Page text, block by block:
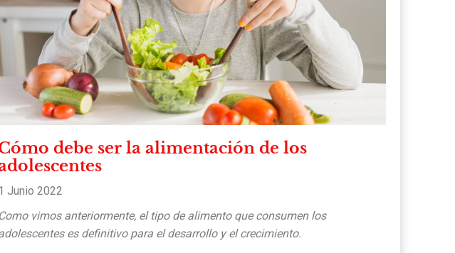
debe ser la alimentación de los
Junio 2022
Como vimos anteriormente, el tipo de alimento que consumen los
es definitivo para el desarrollo y el crecimiento.